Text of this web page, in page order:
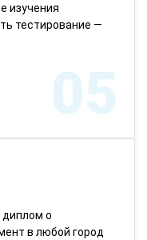
изучения
тестирование —
05
диплом о
в любой город